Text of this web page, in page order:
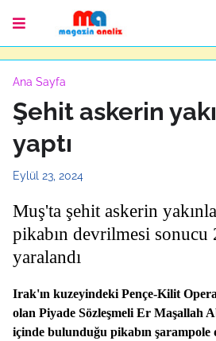
Ana Sayfa
Şehit askerin
yaptı
Eylül 23, 2024
Muş'ta şehit askerin
pikabın devrilmesi
yaralandı
Irak'ın kuzeyindeki Pençe-Kilit
olan Piyade Sözleşmeli Er Maşallah
içinde bulunduğu pikabın şarampole